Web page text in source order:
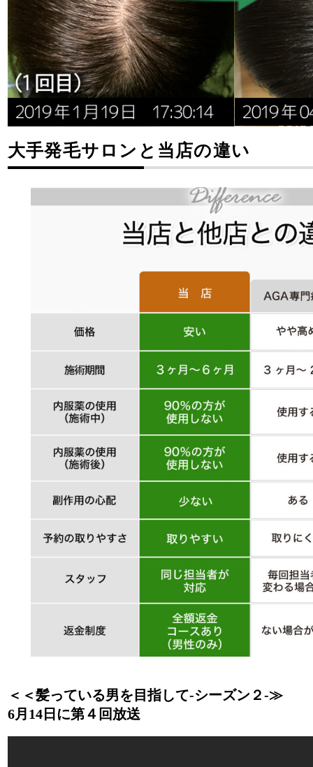
大手発毛サロンと当店の違い
＜＜髪っている男を目指して‐シーズン２‐≫
6月14日に第４回放送